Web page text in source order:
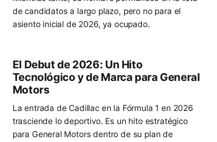
de candidatos a largo plazo, pero no para el
asiento inicial de 2026, ya ocupado.
El Debut de 2026: Un Hito
Tecnológico y de Marca para General
Motors
La entrada de Cadillac en la Fórmula 1 en 2026
trasciende lo deportivo. Es un hito estratégico
para General Motors dentro de su plan de